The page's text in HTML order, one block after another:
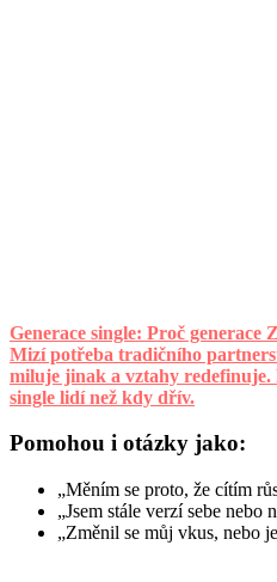
Generace single: Proč generace
Mizí potřeba tradičního
miluje jinak a vztahy redefinuje.
single lidí než kdy dřív.
Pomohou i otázky jako:
„Měním se proto, že cítím
„Jsem stále verzí sebe
„Změnil se můj vkus, nebo